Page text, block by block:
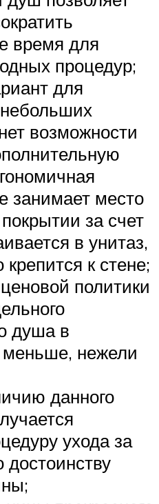
время для
процедур;
для
возможности
занимает место
за счет
в унитаз,
к стене;
политики
душа в
меньше, нежели
данного
ухода за
достоинству